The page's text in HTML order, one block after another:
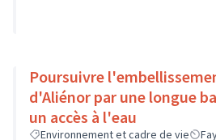
Poursuivre
d'Aliénor par une longue
un accès à l'eau
Environnement et cadre de vie